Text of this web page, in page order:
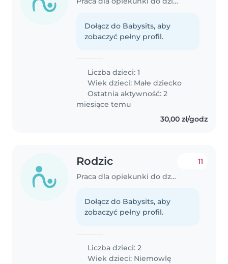
Dołącz do Babysits, aby
zobaczyć pełny profil.
Liczba dzieci: 1
Wiek dzieci: Małe dziecko
Ostatnia aktywność: 2
miesiące temu
30,00 zł/godz
Rodzic
Praca dla opiekunki do dziecka w Poznań
11
Dołącz do Babysits, aby
zobaczyć pełny profil.
Liczba dzieci: 2
Wiek dzieci: Niemowlę